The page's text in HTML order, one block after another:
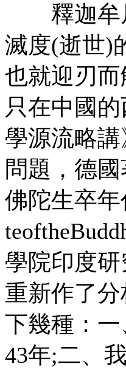
釋迦牟尼
滅度(逝世)
也就迎刃
只在中國
學源流略
問題，德
佛陀生卒年
學院印度
重新作了
下幾種：
43年;二、